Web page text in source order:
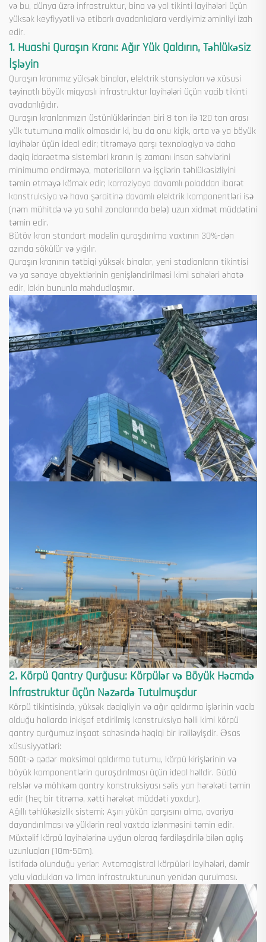
və bu, dünya üzrə infrastruktur, bina və yol tikinti layihələri üçün
yüksək keyfiyyətli və etibarlı avadanlıqlara verdiyimiz əminliyi izah
edir.
1. Huashi Quraşın Kranı: Ağır Yük Qaldırın, Təhlükəsiz
İşləyin
Quraşın kranımız yüksək binalar, elektrik stansiyaları və xüsusi
təyinatlı böyük miqyaslı infrastruktur layihələri üçün vacib tikinti
avadanlığıdır.
Quraşın kranlarımızın üstünlüklərindən biri 8 ton ilə 120 ton arası
yük tutumuna malik olmasıdır ki, bu da onu kiçik, orta və ya böyük
layihələr üçün ideal edir; titrəməyə qarşı texnologiya və daha
dəqiq idarəetmə sistemləri kranın iş zamanı insan səhvlərini
minimuma endirməyə, materialların və işçilərin təhlükəsizliyini
təmin etməyə kömək edir; korroziyaya davamlı poladdan ibarət
konstruksiya və hava şəraitinə davamlı elektrik komponentləri isə
(nəm mühitdə və ya sahil zonalarında belə) uzun xidmət müddətini
təmin edir.
Bütöv kran standart modelin quraşdırılma vaxtının 30%-dən
azında sökülür və yığılır.
Quraşın kranının tətbiqi yüksək binalar, yeni stadionların tikintisi
və ya sənaye obyektlərinin genişləndirilməsi kimi sahələri əhatə
edir, lakin bununla məhdudlaşmır.
2. Körpü Qantry Qurğusu: Körpülər və Böyük Həcmdə
İnfrastruktur üçün Nəzərdə Tutulmuşdur
Körpü tikintisində, yüksək dəqiqliyin və ağır qaldırma işlərinin vacib
olduğu hallarda inkişaf etdirilmiş konstruksiya həlli kimi körpü
qantry qurğumuz inşaat sahəsində həqiqi bir irəliləyişdir. Əsas
xüsusiyyətləri:
500t-ə qədər maksimal qaldırma tutumu, körpü kirişlərinin və
böyük komponentlərin quraşdırılması üçün ideal həlldir. Güclü
relslər və möhkəm qantry konstruksiyası səlis yan hərəkəti təmin
edir (heç bir titrəmə, xətti hərəkət müddəti yoxdur).
Ağıllı təhlükəsizlik sistemi: Aşırı yükün qarşısını alma, avariya
dayandırılması və yüklərin real vaxtda izlənməsini təmin edir.
Müxtəlif körpü layihələrinə uyğun olaraq fərdiləşdirilə bilən açılış
uzunluqları (10m-50m).
İstifadə olunduğu yerlər: Avtomagistral körpüləri layihələri, dəmir
yolu viadukları və liman infrastrukturunun yenidən qurulması.